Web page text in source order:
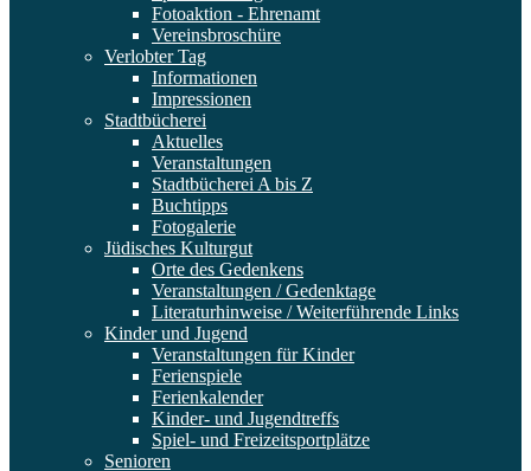
Fotoaktion - Ehrenamt
Vereinsbroschüre
Verlobter Tag
Informationen
Impressionen
Stadtbücherei
Aktuelles
Veranstaltungen
Stadtbücherei A bis Z
Buchtipps
Fotogalerie
Jüdisches Kulturgut
Orte des Gedenkens
Veranstaltungen / Gedenktage
Literaturhinweise / Weiterführende Links
Kinder und Jugend
Veranstaltungen für Kinder
Ferienspiele
Ferienkalender
Kinder- und Jugendtreffs
Spiel- und Freizeitsportplätze
Senioren